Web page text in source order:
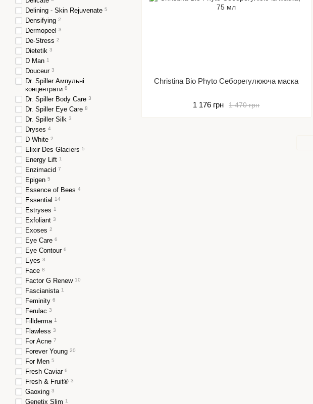
Christina Bio Phyto Себорегулююча маска
1 470 грн
1 176 грн
Delining - Skin Rejuvenate 5
Densifying 2
Dermopeel 3
De-Stress 2
Dietetik 3
D Man 1
Douceur 3
Dr. Spiller Ампульні
концентрати 8
Dr. Spiller Body Care 3
Dr. Spiller Eye Care 8
Dr. Spiller Silk 3
Dryses 4
D White 2
Elixir Des Glaciers 5
Energy Lift 1
Enzimacid 7
Epigen 5
Essence of Bees 4
Essential 14
Estryses 1
Exfoliant 3
Exoses 2
Eye Care 6
Eye Contour 6
Eyes 3
Face 8
Factor G Renew 10
Fascianista 1
Feminity 6
Ferulac 3
Fillderma 1
Flawless 3
For Acne 7
Forever Young 20
For Men 5
Fresh Caviar 6
Fresh & Fruit® 3
Gaoxing 3
Genetix Slim 1